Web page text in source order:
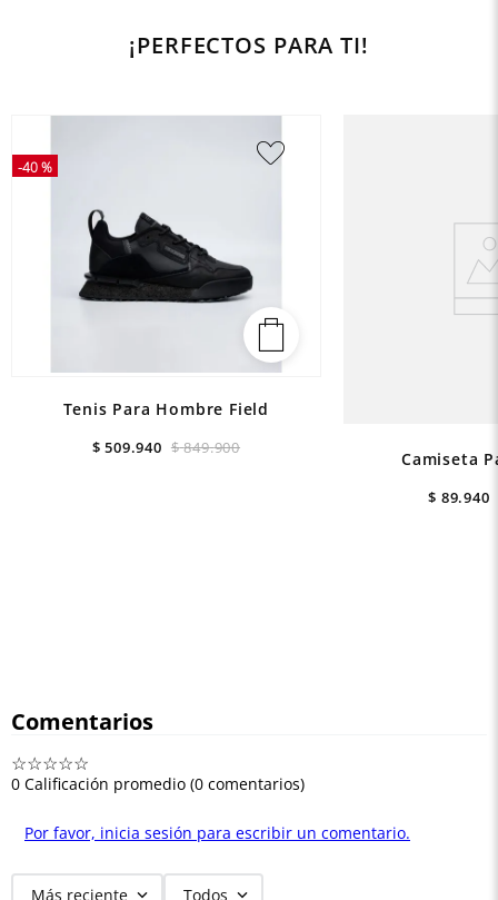
¡PERFECTOS PARA TI!
-40 %
Tenis Para Hombre Field
$ 849.900
$ 509.940
Camiseta
$ 89.940
Comentarios
☆☆☆☆☆
0 Calificación promedio (0 comentarios)
Por favor, inicia sesión para escribir un comentario.
Más reciente Todos